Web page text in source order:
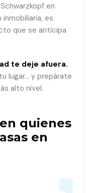
en
es
que se anticipa
te deje afuera.
lugar… y prepárate
alto nivel.
quienes
en